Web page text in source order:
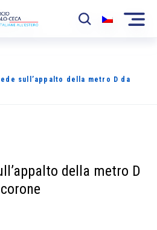
sull’appalto della metro D da
della metro D